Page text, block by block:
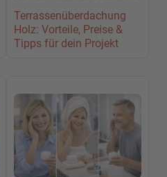
Terrassenüberdachung
Holz: Vorteile, Preise &
Tipps für dein Projekt